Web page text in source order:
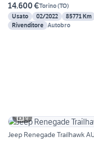
14.600 €Torino(TO)
Usato
02/2022 85771 Km
Rivenditore Autobro
9
Jeep Renegade Trailhawk